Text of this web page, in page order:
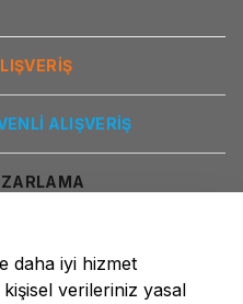
ALIŞVERİŞ
daha iyi hizmet
kişisel verileriniz yasal